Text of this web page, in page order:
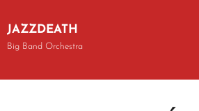
JAZZDEATH
Big Band Orchestra